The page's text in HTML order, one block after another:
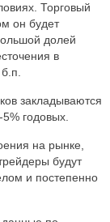
Торговый
он будет
долей
в
закладываются
годовых.
на рынке,
будут
и постепенно